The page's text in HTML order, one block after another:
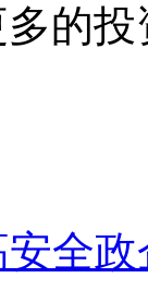
的投
全